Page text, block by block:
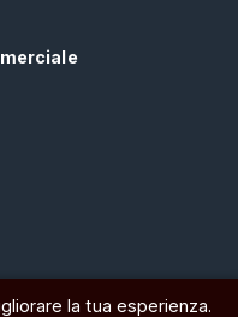
la tua esperienza.